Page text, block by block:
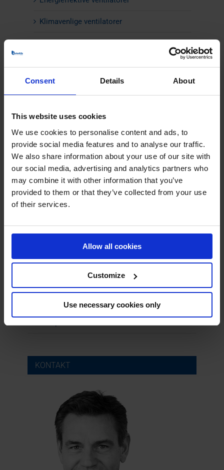
Consent Details About
This website uses cookies
We use cookies to personalise content and ads, to
provide social media features and to analyse our traffic.
We also share information about your use of our site with
our social media, advertising and analytics partners who
may combine it with other information that you’ve
provided to them or that they’ve collected from your use
of their services.
Allow all cookies
Customize
Use necessary cookies only
Klimavenlige ventilatorer
Ventilatorer i rustfrit stål
Ventilatorer til høje temperaturer
Ventilatorer til pyrolyse
Ventilatorer til scrubberanlæg
Isolering af ventilator
Service og vedligehold
Flowregulering
KONTAKT